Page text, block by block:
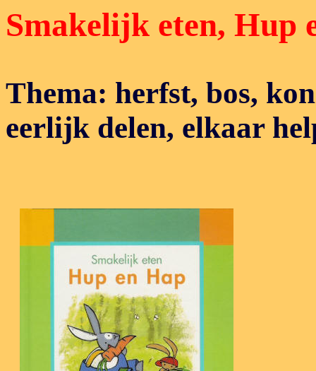
Smakelijk eten, Hup
Thema: herfst, bos,
eerlijk delen, elkaar